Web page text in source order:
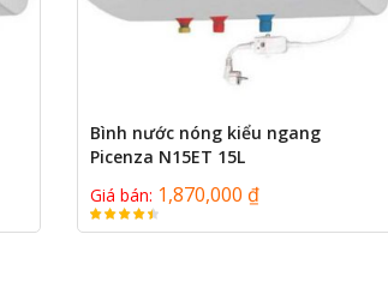
Bình nước nóng kiểu ngang
Picenza N15ET 15L
Giá bán: 1,870,000 ₫